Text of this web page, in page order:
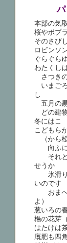
パー
本部の気
桜やポプ
そのさび
ロビンソ
ぐらぐら
わたくし
さつき
いまご
し
五月の
どの建
冬にはこ
こどもら
（から
向ふに
それと
せうか
氷滑り
いのです
おまへ
よ）
葱いろの
楊の花芽
はたけは
廐肥も四